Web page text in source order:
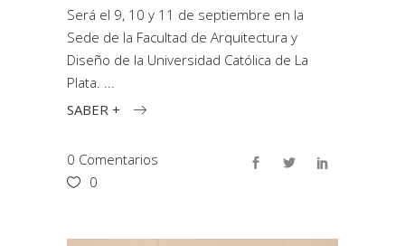
Será el 9, 10 y 11 de septiembre en la
Sede de la Facultad de Arquitectura y
Diseño de la Universidad Católica de La
Plata.
SABER +
0 Comentarios
0